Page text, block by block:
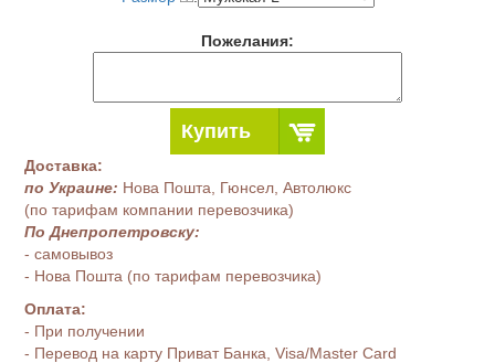
Пожелания:
Купить
Доставка:
по Украине: Нова Пошта, Гюнсел, Автолюкс
(по тарифам компании перевозчика)
По Днепропетровску:
- самовывоз
- Нова Пошта (по тарифам перевозчика)
Оплата:
- При получении
- Перевод на карту Приват Банка, Visa/Master Card